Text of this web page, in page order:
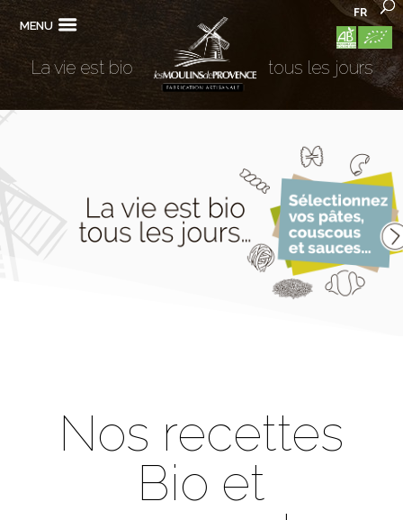
MENU
FR
La vie est bio tous les jours
Nos recettes
Bio et